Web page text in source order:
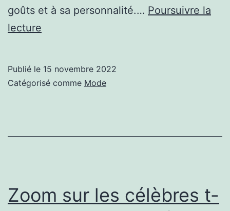
goûts et à sa personnalité.… Poursuivre la
lecture
:
Publié le 15 novembre 2022
Catégorisé comme Mode
Zoom sur les célèbres t-